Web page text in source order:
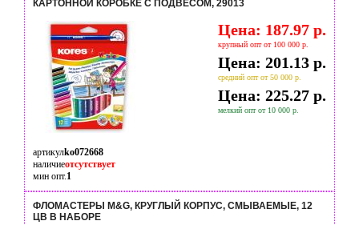
КАРТОННОЙ КОРОБКЕ С ПОДВЕСОМ, 29013
Цена: 187.97 р.
крупный опт от 100 000 р.
Цена: 201.13 р.
средний опт от 50 000 р.
Цена: 225.27 р.
мелкий опт от 10 000 р.
артикулko072668
наличиеотсутствует
мин опт.1
ФЛОМАСТЕРЫ M&G, КРУГЛЫЙ КОРПУС, СМЫВАЕМЫЕ, 12
ЦВ В НАБОРЕ